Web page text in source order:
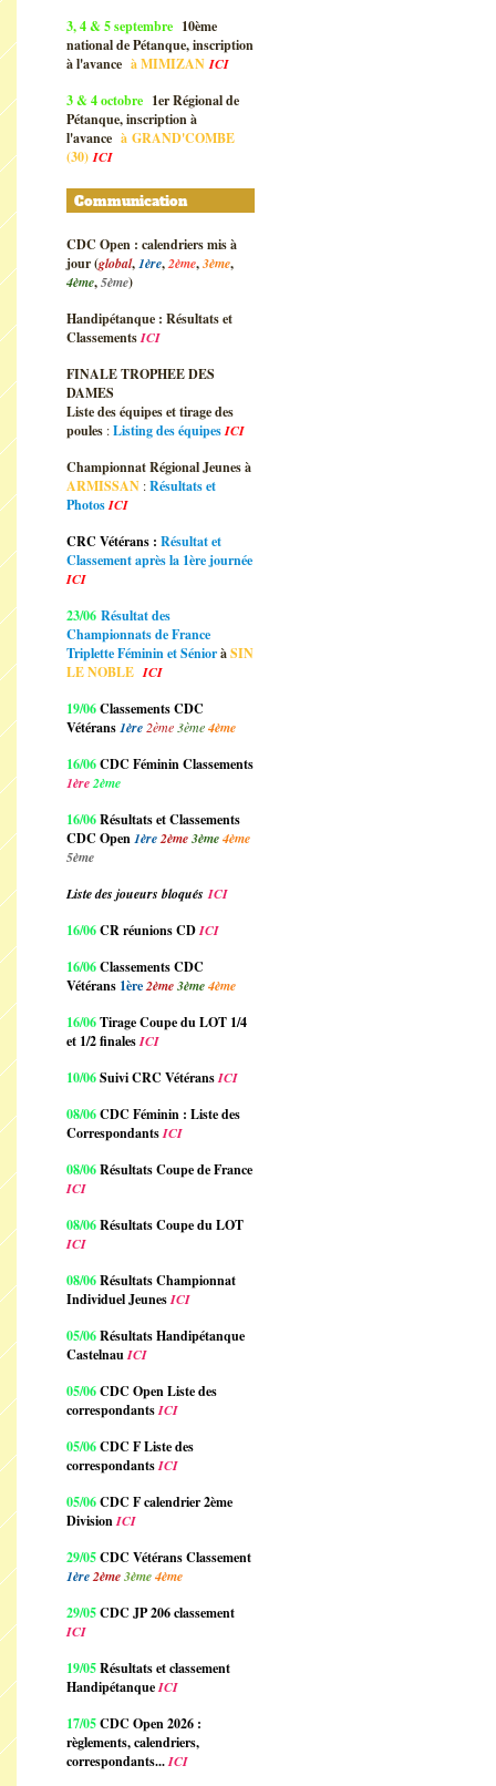
3, 4 & 5 septembre 10ème
national de Pétanque, inscription
à l'avance àMIMIZAN ICI
3 & 4 octobre 1er Régional de
Pétanque, inscription à
l'avance à GRAND'COMBE
(30) ICI
Communication
CDC Open : calendriers mis à
jour (global,1ère,2ème,3ème,
4ème,5ème)
Handipétanque : Résultats et
ClassementsICI
FINALE TROPHEE DES
DAMES
Liste des équipes et tirage des
poules :Listing des équipesICI
Championnat Régional Jeunes à
ARMISSAN :Résultats et
PhotosICI
CRC Vétérans : Résultat et
Classement après la 1ère journée
ICI
23/06 Résultat des
Championnats de France
Triplette Féminin et SénioràSIN
LE NOBLEICI
19/06Classements CDC
Vétérans1ère 2ème 3ème4ème
16/06CDC Féminin Classements
1ère2ème
16/06Résultats et Classements
CDC Open1ère2ème3ème4ème
5ème
Liste des joueurs bloqués ICI
16/06CR réunions CDICI
16/06Classements CDC
Vétérans 1ère2ème3ème4ème
16/06Tirage Coupe du LOT 1/4
et 1/2 finalesICI
10/06Suivi CRC VétéransICI
08/06CDC Féminin : Liste des
CorrespondantsICI
08/06Résultats Coupe de France
ICI
08/06Résultats Coupe du LOT
ICI
08/06Résultats Championnat
Individuel JeunesICI
05/06Résultats Handipétanque
CastelnauICI
05/06CDC Open Liste des
correspondantsICI
05/06CDC F Liste des
correspondantsICI
05/06CDC F calendrier 2ème
DivisionICI
29/05CDC Vétérans Classement
1ère2ème3ème4ème
29/05CDC JP 206 classement
ICI
19/05Résultats et classement
HandipétanqueICI
17/05CDC Open 2026 :
règlements, calendriers,
correspondants...ICI